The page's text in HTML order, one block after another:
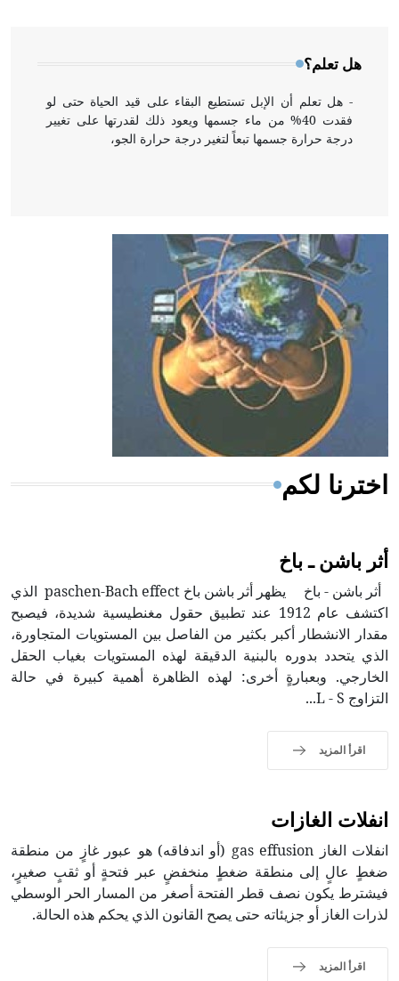
هل تعلم؟
- هل تعلم أن الإبل تستطيع البقاء على قيد الحياة حتى لو
فقدت 40% من ماء جسمها ويعود ذلك لقدرتها على تغيير
درجة حرارة جسمها تبعاً لتغير درجة حرارة الجو،
- هل تعلم أن أبقراط كتب في الطب أربعة مؤلفات هي:
الحكم، الأدلة، تنظيم التغذية، ورسالته في جروح الرأس.
ويعود له الفضل بأنه حرر الطب من الدين والفلسفة.
- هل تعلم أن المرجان إفراز حيواني يتكون في البحر ويتركب
من مادة كربونات الكلسيوم، وهو أحمر أو شديد الحمرة وهو
أجود أنواعه، ويمتاز بكبر الحجم ويسمى الش
اخترنا لكم
أثر باشن ـ باخ
أثر باشن - باخ يظهر أثر باشن باخ paschen-Bach effect الذي
اكتشف عام 1912 عند تطبيق حقول مغنطيسية شديدة، فيصبح
مقدار الانشطار أكبر بكثير من الفاصل بين المستويات المتجاورة،
الذي يتحدد بدوره بالبنية الدقيقة لهذه المستويات بغياب الحقل
الخارجي. وبعبارةٍ أخرى: لهذه الظاهرة أهمية كبيرة في حالة
التزاوج L - S...
اقرأ المزيد
انفلات الغازات
انفلات الغاز gas effusion (أو اندفاقه) هو عبور غازٍ من منطقة
ضغطٍ عالٍ إلى منطقة ضغطٍ منخفضٍ عبر فتحةٍ أو ثقبٍ صغيرٍ،
فيشترط يكون نصف قطر الفتحة أصغر من المسار الحر الوسطي
لذرات الغاز أو جزيئاته حتى يصح القانون الذي يحكم هذه الحالة.
اقرأ المزيد